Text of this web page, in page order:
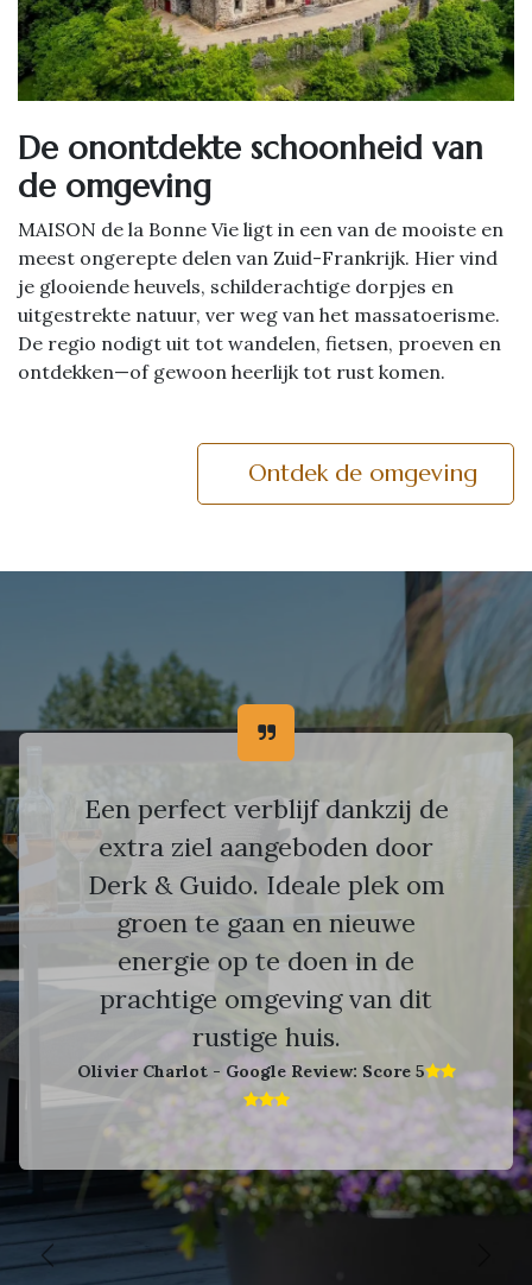
De onontdekte schoonheid van
de omgeving
MAISON de la Bonne Vie ligt in een van de mooiste en
meest ongerepte delen van Zuid-Frankrijk. Hier vind
je glooiende heuvels, schilderachtige dorpjes en
uitgestrekte natuur, ver weg van het massatoerisme.
De regio nodigt uit tot wandelen, fietsen, proeven en
ontdekken—of gewoon heerlijk tot rust komen.
Ontdek de omgeving
Een perfect verblijf dankzij de
extra ziel aangeboden door
Derk & Guido. Ideale plek om
groen te gaan en nieuwe
energie op te doen in de
prachtige omgeving van dit
rustige huis.
Olivier Charlot - Google Review: Score 5​
Vorige